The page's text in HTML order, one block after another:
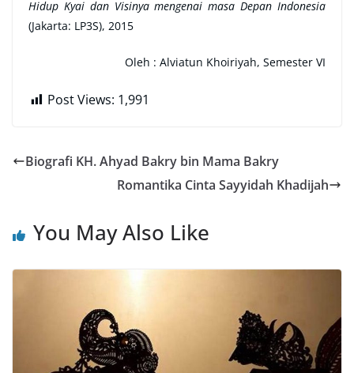
Hidup Kyai dan Visinya mengenai masa Depan Indonesia
(Jakarta: LP3S), 2015
Oleh : Alviatun Khoiriyah, Semester VI
Post Views: 1,991
Biografi KH. Ahyad Bakry bin Mama Bakry
Romantika Cinta Sayyidah Khadijah
You May Also Like